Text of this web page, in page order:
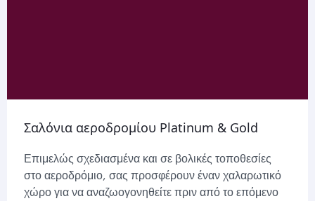
Σαλόνια αεροδρομίου Platinum & Gold
Επιμελώς σχεδιασμένα και σε βολικές τοποθεσίες
στο αεροδρόμιο, σας προσφέρουν έναν χαλαρωτικό
χώρο για να αναζωογονηθείτε πριν από το επόμενο